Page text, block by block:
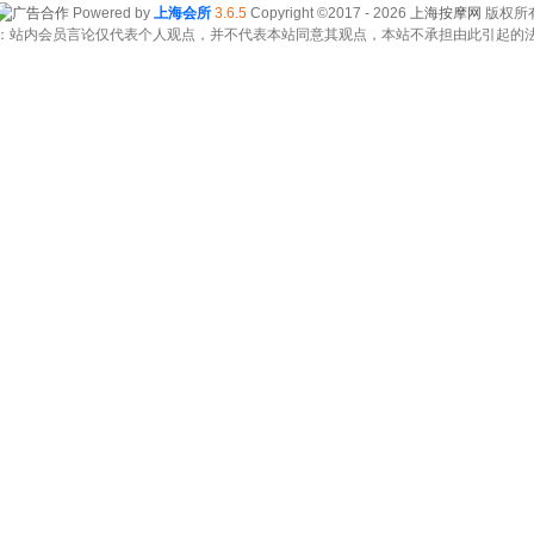
Powered by 上海会所 3.6.5Copyright ©2017 - 2026 上海按摩网 版权所
站内会员言论仅代表个人观点，并不代表本站同意其观点，本站不承担由此引起的